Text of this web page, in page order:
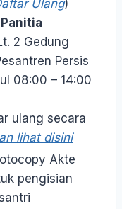
Ulang)
2 Gedung
Persis
08:00 – 14:00
ulang secara
lihat disini
Akte
pengisian